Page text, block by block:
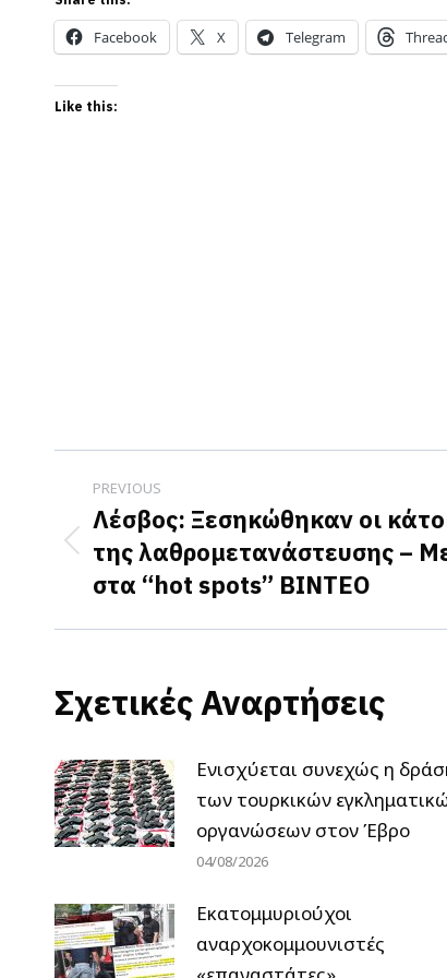
Facebook X Telegram
Like this:
Post
navigation
PREVIOUS
Previous
post:
Λέσβος: Ξεσηκώθηκαν οι
της λαθρομετανάστευσης –
στα “hot spots” BINTEO
Σχετικές Αναρτήσεις
Ενισχύεται συνεχώς η
των τουρκικών
οργανώσεων στον Έβρο
04/08/2026
Εκατομμυριούχοι
αναρχοκομμουνιστές